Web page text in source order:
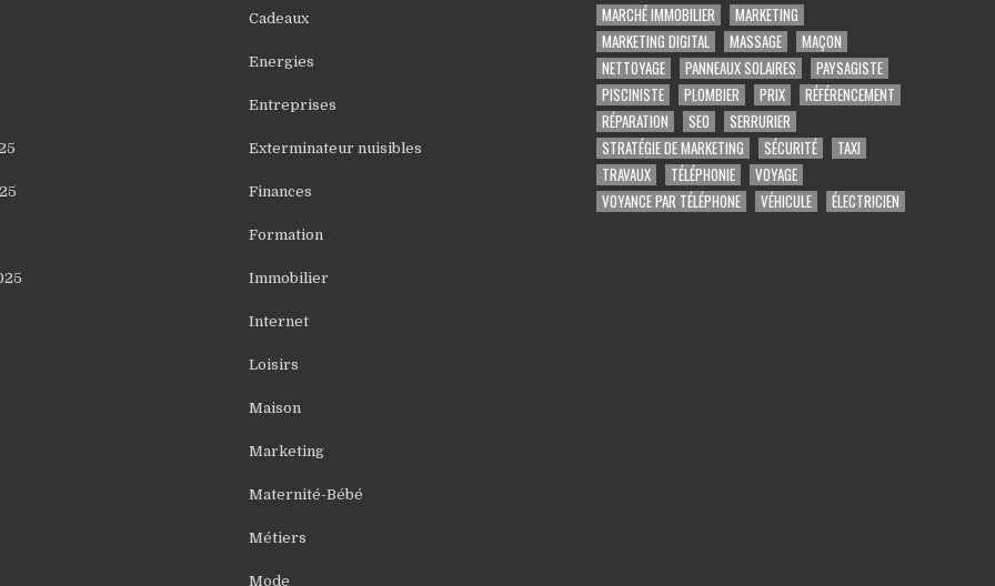
Cadeaux
Energies
Entreprises
Exterminateur nuisibles
Finances
Formation
Immobilier
Internet
Loisirs
Maison
Marketing
Maternité-Bébé
Métiers
Mode
MARCHÉ IMMOBILIER
MARKETING
MARKETING DIGITAL
MASSAGE
MAÇON
NETTOYAGE
PANNEAUX SOLAIRES
PAYSAGISTE
PISCINISTE
PLOMBIER PRIX
RÉFÉRENCEMENT
RÉPARATION
SEO
SERRURIER
STRATÉGIE DE MARKETING
SÉCURITÉ
TAXI
TRAVAUX
TÉLÉPHONIE
VOYAGE
VOYANCE PAR TÉLÉPHONE
VÉHICULE ÉLECTRICIEN